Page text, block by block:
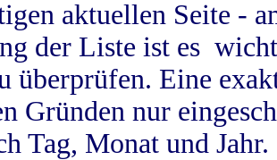
aktuellen Seite -
der Liste ist es
überprüfen. Eine
Gründen nur
Tag, Monat und Jahr.